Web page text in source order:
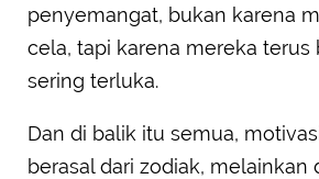
penyemangat, bukan karena
cela, tapi karena mereka terus
sering terluka.
Dan di balik itu semua,
berasal dari zodiak, melainkan